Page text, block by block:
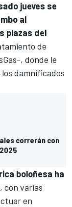
jueves se
al
plazas del
de
, donde le
damnificados
correrán con
boloñesa ha
con varias
en